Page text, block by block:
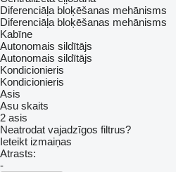
Diferenciāļa bloķēšanas mehānisms
Diferenciāļa bloķēšanas mehānisms
Kabīne
Autonomais sildītājs
Autonomais sildītājs
Kondicionieris
Kondicionieris
Asis
Asu skaits
2 asis
Neatrodat vajadzīgos filtrus?
Ieteikt izmaiņas
Atrasts:
-